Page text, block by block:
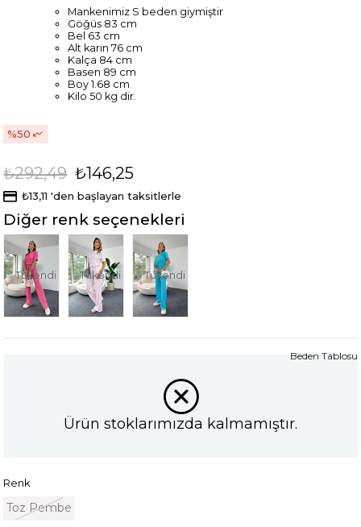
Mankenimiz S beden giymiştir
Göğüs 83 cm
Bel 63 cm
Alt karın 76 cm
Kalça 84 cm
Basen 89 cm
Boy 1.68 cm
Kilo 50 kg dir.
50
₺292,49 ₺146,25
₺13,11 'den başlayan taksitlerle
Diğer renk seçenekleri
Tükendi Tükendi Tükendi
Ürün stoklarımızda kalmamıştır.
Renk
Toz Pembe
Beden Tablosu